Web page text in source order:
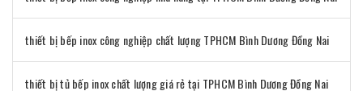
thiết bị bếp inox công nghiệp chất lượng TPHCM Bình Dương Đồng Nai
thiết bị tủ bếp inox chất lượng giá rẻ tại TPHCM Bình Dương Đồng Nai